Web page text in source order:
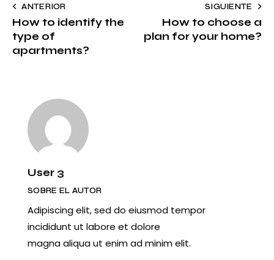
Navegación
de
entradas
ANTERIOR
How to identify the
type of
apartments?
SIGUIENTE
How to choose a
plan for your home?
User 3
SOBRE EL AUTOR
Adipiscing elit, sed do eiusmod tempor
incididunt ut labore et dolore
magna aliqua ut enim ad minim elit.